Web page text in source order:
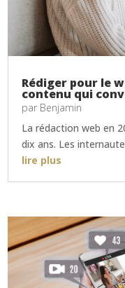
Rédiger pour le
contenu qui
par Benjamin
La rédaction web en
dix ans. Les
lire plus